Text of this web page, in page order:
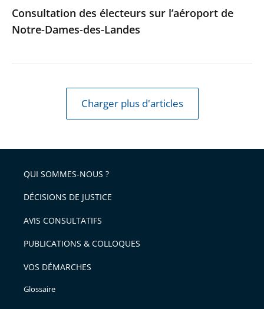
Consultation des électeurs sur l’aéroport de
Notre-Dames-des-Landes
Charger plus d'articles
QUI SOMMES-NOUS ?
DÉCISIONS DE JUSTICE
AVIS CONSULTATIFS
PUBLICATIONS & COLLOQUES
VOS DÉMARCHES
Glossaire